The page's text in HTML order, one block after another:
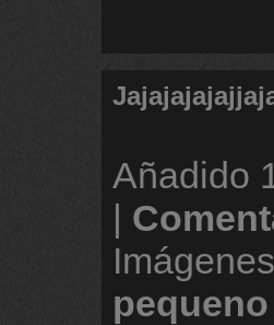
Añadido
|
pequeno